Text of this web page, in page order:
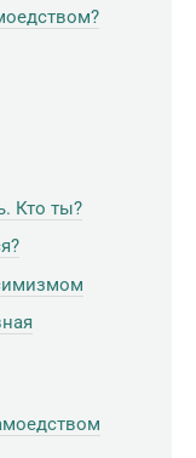
Кто ты?